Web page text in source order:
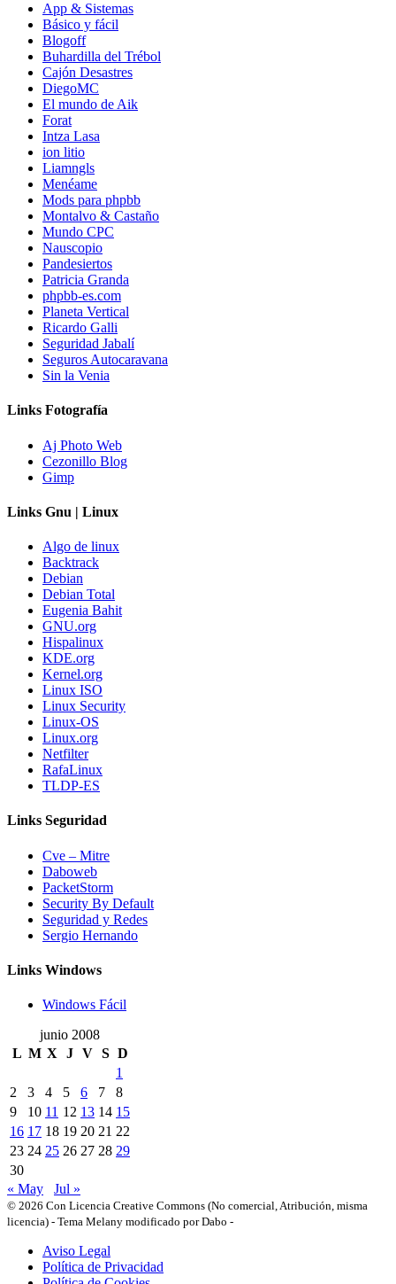
App & Sistemas
Básico y fácil
Blogoff
Buhardilla del Trébol
Cajón Desastres
DiegoMC
El mundo de Aik
Forat
Intza Lasa
ion litio
Liamngls
Menéame
Mods para phpbb
Montalvo & Castaño
Mundo CPC
Nauscopio
Pandesiertos
Patricia Granda
phpbb-es.com
Planeta Vertical
Ricardo Galli
Seguridad Jabalí
Seguros Autocaravana
Sin la Venia
Links Fotografía
Aj Photo Web
Cezonillo Blog
Gimp
Links Gnu | Linux
Algo de linux
Backtrack
Debian
Debian Total
Eugenia Bahit
GNU.org
Hispalinux
KDE.org
Kernel.org
Linux ISO
Linux Security
Linux-OS
Linux.org
Netfilter
RafaLinux
TLDP-ES
Links Seguridad
Cve – Mitre
Daboweb
PacketStorm
Security By Default
Seguridad y Redes
Sergio Hernando
Links Windows
Windows Fácil
junio 2008
L M X J V S D
1
2
3 4 5 6 7
8
9
10 11 12 13 14 15
16 17 18 19 20 21 22
23 24 25 26 27 28 29
30
« May
Jul »
© 2026 Con Licencia Creative Commons (No comercial, Atribución, misma
licencia) - Tema Melany modificado por Dabo -
Aviso Legal
Política de Privacidad